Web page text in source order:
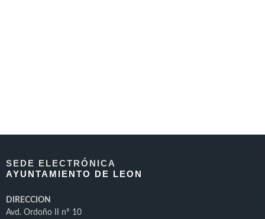
SEDE ELECTRÓNICA
AYUNTAMIENTO DE LEON
DIRECCION
Avd. Ordoño II nº 10